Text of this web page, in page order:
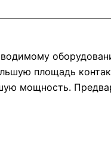
площадь
мощность.